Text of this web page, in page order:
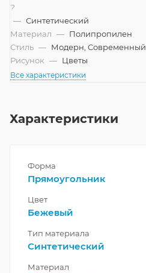
?
— Синтетический
Материал — Полипропилен
Стиль — Модерн, Современный
Рисунок — Цветы
Все характеристики
Характеристики
Форма
Прямоугольник
Цвет
Бежевый
Тип материала
Синтетический
Материал